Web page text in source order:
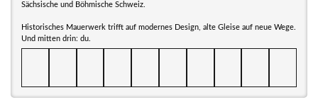
Sächsische und Böhmische Schweiz.
Historisches Mauerwerk trifft auf modernes Design, alte Gleise auf neue Wege.
Und mitten drin: du.